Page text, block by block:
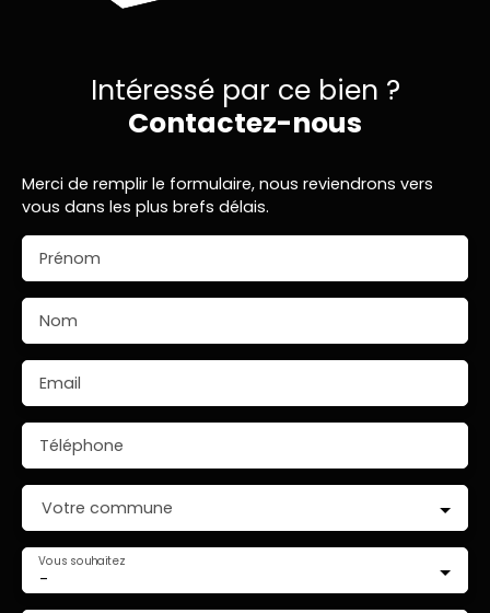
Intéressé par ce bien ?
Contactez-nous
Merci de remplir le formulaire, nous reviendrons vers
vous dans les plus brefs délais.
Prénom
Nom
Email
Téléphone
Votre commune
-
Vous souhaitez